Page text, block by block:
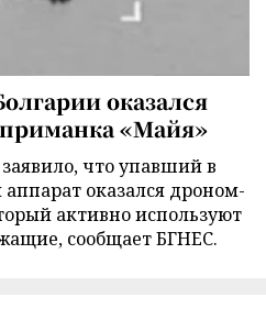
оказался
«Майя»
что упавший в
оказался дроном-
активно используют
сообщает БГНЕС.